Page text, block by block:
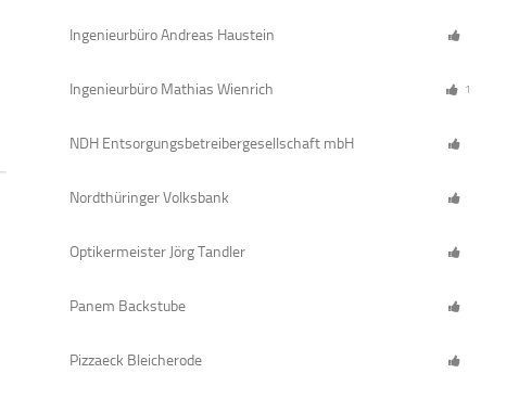
Ingenieurbüro Andreas Haustein
Ingenieurbüro Mathias Wienrich 1
NDH Entsorgungsbetreibergesellschaft mbH
Nordthüringer Volksbank
Optikermeister Jörg Tandler
Panem Backstube
Pizzaeck Bleicherode